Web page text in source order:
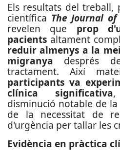
Els resultats del treball,
científica The Journal
revelen que prop
pacients altament
reduir almenys a la
migranya després
tractament. Així
participants va
clínica significativa,
disminució notable de
de la necessitat de
d'urgència per tallar les
Evidència en pràctica